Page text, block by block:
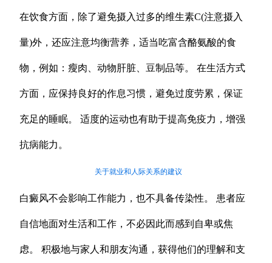
在饮食方面，除了避免摄入过多的维生素C(注意摄入
量)外，还应注意均衡营养，适当吃富含酪氨酸的食
物，例如：瘦肉、动物肝脏、豆制品等。 在生活方式
方面，应保持良好的作息习惯，避免过度劳累，保证
充足的睡眠。 适度的运动也有助于提高免疫力，增强
抗病能力。
关于就业和人际关系的建议
白癜风不会影响工作能力，也不具备传染性。 患者应
自信地面对生活和工作，不必因此而感到自卑或焦
虑。 积极地与家人和朋友沟通，获得他们的理解和支